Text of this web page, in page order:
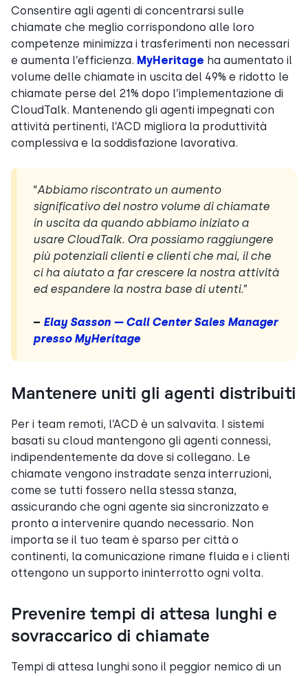
Consentire agli agenti di concentrarsi sulle
chiamate che meglio corrispondono alle loro
competenze minimizza i trasferimenti non necessari
e aumenta l’efficienza. MyHeritage ha aumentato il
volume delle chiamate in uscita del 49% e ridotto le
chiamate perse del 21% dopo l’implementazione di
CloudTalk. Mantenendo gli agenti impegnati con
attività pertinenti, l’ACD migliora la produttività
complessiva e la soddisfazione lavorativa.
“Abbiamo riscontrato un aumento
significativo del nostro volume di chiamate
in uscita da quando abbiamo iniziato a
usare CloudTalk. Ora possiamo raggiungere
più potenziali clienti e clienti che mai, il che
ci ha aiutato a far crescere la nostra attività
ed espandere la nostra base di utenti.”
– Elay Sasson — Call Center Sales Manager
presso MyHeritage
Mantenere uniti gli agenti distribuiti
Per i team remoti, l’ACD è un salvavita. I sistemi
basati su cloud mantengono gli agenti connessi,
indipendentemente da dove si collegano. Le
chiamate vengono instradate senza interruzioni,
come se tutti fossero nella stessa stanza,
assicurando che ogni agente sia sincronizzato e
pronto a intervenire quando necessario. Non
importa se il tuo team è sparso per città o
continenti, la comunicazione rimane fluida e i clienti
ottengono un supporto ininterrotto ogni volta.
Prevenire tempi di attesa lunghi e
sovraccarico di chiamate
Tempi di attesa lunghi sono il peggior nemico di un